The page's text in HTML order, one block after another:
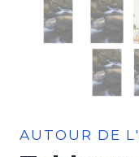
AUTOUR DE